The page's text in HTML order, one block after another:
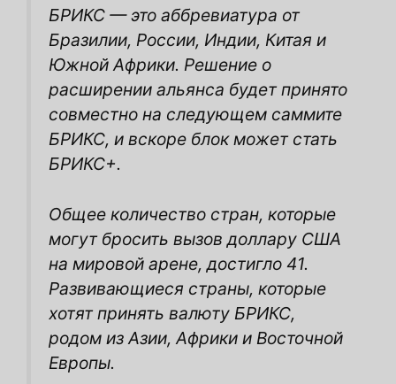
БРИКС — это аббревиатура от
Бразилии, России, Индии, Китая и
Южной Африки. Решение о
расширении альянса будет принято
совместно на следующем саммите
БРИКС, и вскоре блок может стать
БРИКС+.
Общее количество стран, которые
могут бросить вызов доллару США
на мировой арене, достигло 41.
Развивающиеся страны, которые
хотят принять валюту БРИКС,
родом из Азии, Африки и Восточной
Европы.